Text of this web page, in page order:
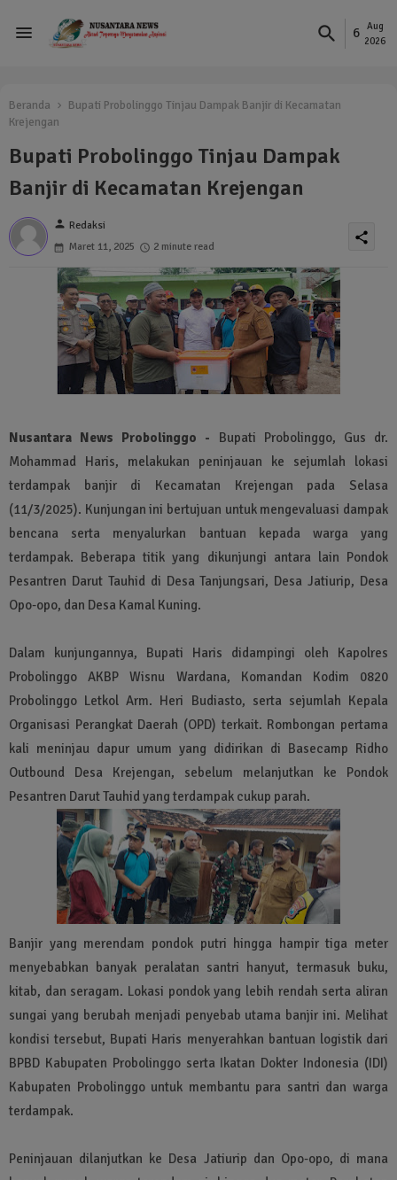
6
Aug
2026
Beranda
Bupati Probolinggo Tinjau Dampak Banjir di Kecamatan
Krejengan
Bupati Probolinggo Tinjau Dampak
Banjir di Kecamatan Krejengan
person Redaksi
Maret 11, 2025
2 minute read
share
Nusantara News Probolinggo - Bupati Probolinggo, Gus dr.
Mohammad Haris, melakukan peninjauan ke sejumlah lokasi
terdampak banjir di Kecamatan Krejengan pada Selasa
(11/3/2025). Kunjungan ini bertujuan untuk mengevaluasi dampak
bencana serta menyalurkan bantuan kepada warga yang
terdampak. Beberapa titik yang dikunjungi antara lain Pondok
Pesantren Darut Tauhid di Desa Tanjungsari, Desa Jatiurip, Desa
Opo-opo, dan Desa Kamal Kuning.
Dalam kunjungannya, Bupati Haris didampingi oleh Kapolres
Probolinggo AKBP Wisnu Wardana, Komandan Kodim 0820
Probolinggo Letkol Arm. Heri Budiasto, serta sejumlah Kepala
Organisasi Perangkat Daerah (OPD) terkait. Rombongan pertama
kali meninjau dapur umum yang didirikan di Basecamp Ridho
Outbound Desa Krejengan, sebelum melanjutkan ke Pondok
Pesantren Darut Tauhid yang terdampak cukup parah.
Banjir yang merendam pondok putri hingga hampir tiga meter
menyebabkan banyak peralatan santri hanyut, termasuk buku,
kitab, dan seragam. Lokasi pondok yang lebih rendah serta aliran
sungai yang berubah menjadi penyebab utama banjir ini. Melihat
kondisi tersebut, Bupati Haris menyerahkan bantuan logistik dari
BPBD Kabupaten Probolinggo serta Ikatan Dokter Indonesia (IDI)
Kabupaten Probolinggo untuk membantu para santri dan warga
terdampak.
Peninjauan dilanjutkan ke Desa Jatiurip dan Opo-opo, di mana